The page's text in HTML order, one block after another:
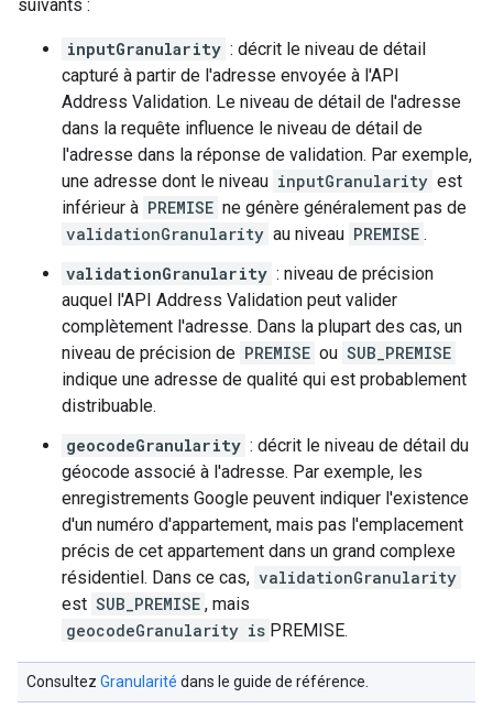
suivants :
inputGranularity : décrit le niveau de détail
capturé à partir de l'adresse envoyée à l'API
Address Validation. Le niveau de détail de l'adresse
dans la requête influence le niveau de détail de
l'adresse dans la réponse de validation. Par exemple,
une adresse dont le niveau inputGranularity est
inférieur à PREMISE ne génère généralement pas de
validationGranularity au niveau PREMISE .
validationGranularity : niveau de précision
auquel l'API Address Validation peut valider
complètement l'adresse. Dans la plupart des cas, un
niveau de précision de PREMISE ou SUB_PREMISE
indique une adresse de qualité qui est probablement
distribuable.
geocodeGranularity : décrit le niveau de détail du
géocode associé à l'adresse. Par exemple, les
enregistrements Google peuvent indiquer l'existence
d'un numéro d'appartement, mais pas l'emplacement
précis de cet appartement dans un grand complexe
résidentiel. Dans ce cas, validationGranularity
est SUB_PREMISE , mais
geocodeGranularity is PREMISE.
Consultez Granularité dans le guide de référence.